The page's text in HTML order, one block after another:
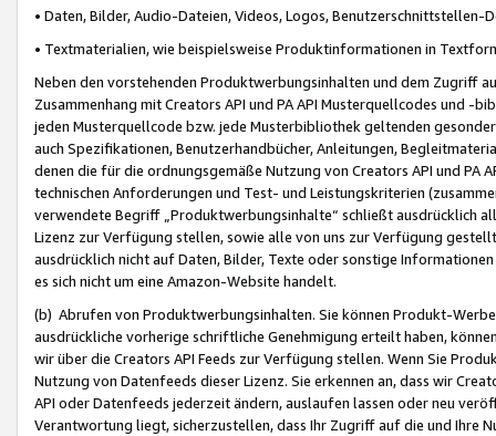
• Daten, Bilder, Audio-Dateien, Videos, Logos, Benutzerschnittstellen-
• Textmaterialien, wie beispielsweise Produktinformationen in
Neben den vorstehenden Produktwerbungsinhalten und dem Zugriff
Zusammenhang mit Creators API und PA API Musterquellcodes und
jeden Musterquellcode bzw. jede Musterbibliothek geltenden
auch Spezifikationen, Benutzerhandbücher, Anleitungen,
denen die für die ordnungsgemäße Nutzung von Creators API und PA
technischen Anforderungen und Test- und Leistungskriterien
verwendete Begriff „Produktwerbungsinhalte“ schließt ausdrücklich
Lizenz zur Verfügung stellen, sowie alle von uns zur Verfügung
ausdrücklich nicht auf Daten, Bilder, Texte oder sonstige
es sich nicht um eine Amazon-Website handelt.
(b) Abrufen von Produktwerbungsinhalten. Sie können Produkt-
ausdrückliche vorherige schriftliche Genehmigung erteilt haben,
wir über die Creators API Feeds zur Verfügung stellen. Wenn Sie
Nutzung von Datenfeeds dieser Lizenz. Sie erkennen an, dass wir
API oder Datenfeeds jederzeit ändern, auslaufen lassen oder neu
Verantwortung liegt, sicherzustellen, dass Ihr Zugriff auf die und Ihre